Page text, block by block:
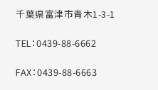
千葉県富津市青木1-3-1
TEL：0439-88-6662
FAX：0439-88-6663